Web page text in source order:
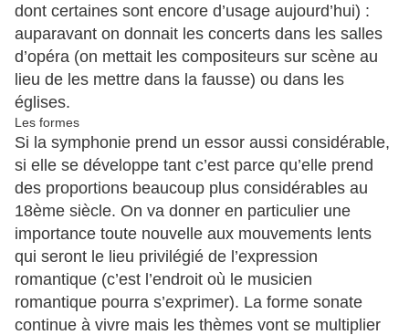
dont certaines sont encore d’usage aujourd’hui) :
auparavant on donnait les concerts dans les salles
d’opéra (on mettait les compositeurs sur scène au
lieu de les mettre dans la fausse) ou dans les
églises.
Les formes
Si la symphonie prend un essor aussi considérable,
si elle se développe tant c’est parce qu’elle prend
des proportions beaucoup plus considérables au
18ème siècle. On va donner en particulier une
importance toute nouvelle aux mouvements lents
qui seront le lieu privilégié de l’expression
romantique (c’est l’endroit où le musicien
romantique pourra s’exprimer). La forme sonate
continue à vivre mais les thèmes vont se multiplier